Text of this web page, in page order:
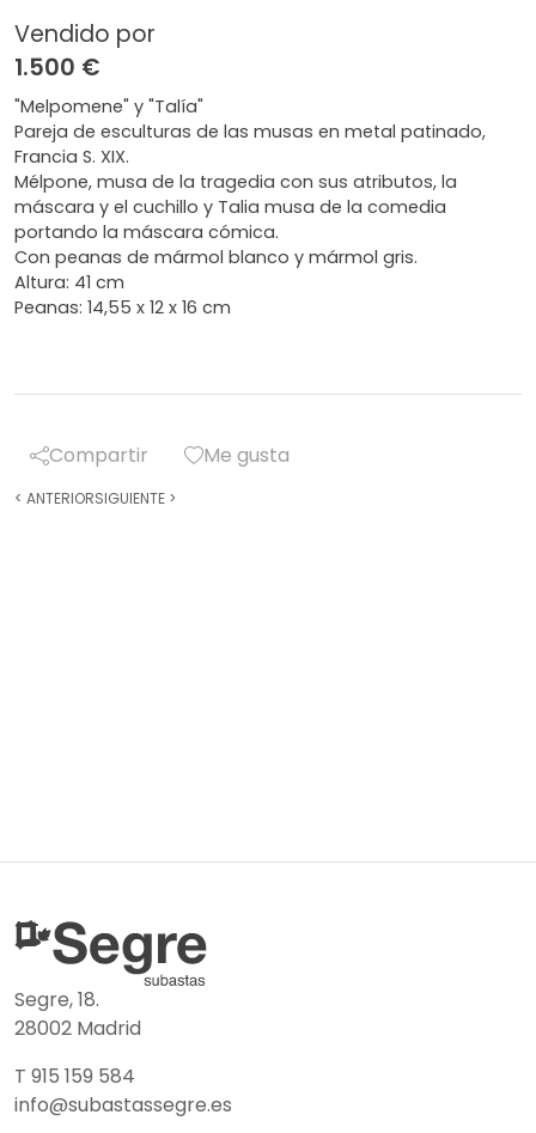
Vendido por
1.500 €
"Melpomene" y "Talía"
Pareja de esculturas de las musas en metal patinado,
Francia S. XIX.
Mélpone, musa de la tragedia con sus atributos, la
máscara y el cuchillo y Talia musa de la comedia
portando la máscara cómica.
Con peanas de mármol blanco y mármol gris.
Altura: 41 cm
Peanas: 14,55 x 12 x 16 cm
Compartir Me gusta
< ANTERIORSIGUIENTE >
Segre, 18.
28002 Madrid
T 915 159 584
info@subastassegre.es